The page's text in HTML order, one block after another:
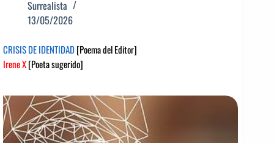
Surrealista
13/05/2026
CRISIS DE IDENTIDAD[Poema del Editor]
Irene X[Poeta sugerido]